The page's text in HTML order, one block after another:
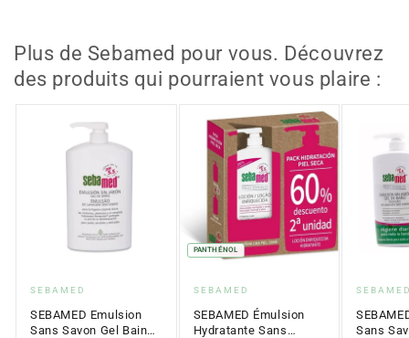
400
400
Plus de Sebamed pour vous. Découvrez
des produits qui pourraient vous plaire :
Fournisseur
:
SEBAMED
SEBAMED Emulsion
Sans Savon Gel Bain
PANTHÉNOL
Fournisseur
:
SEBAMED
SEBAMED Émulsion
Hydratante Sans
:
Sans